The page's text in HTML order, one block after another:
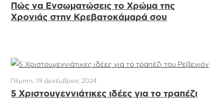
Πώς να Ενσωματώσεις το Χρώμα της
Χρονιάς στην Κρεβατοκάμαρά σου
Πέμπτη, 19 Δεκέμβριος 2024
5 Χριστουγεννιάτικες ιδέες για το τραπέζι